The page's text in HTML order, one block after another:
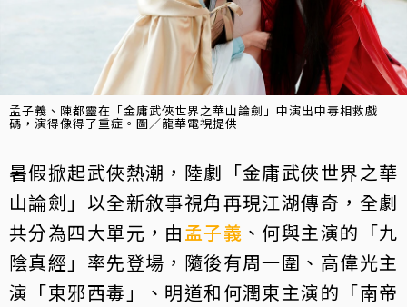
孟子義、陳都靈在「金庸武俠世界之華山論劍」中演出中毒相救戲
碼，演得像得了重症。圖／龍華電視提供
暑假掀起武俠熱潮，陸劇「金庸武俠世界之華
山論劍」以全新敘事視角再現江湖傳奇，全劇
共分為四大單元，由孟子義 、何與主演的「九
陰真經」率先登場，隨後有周一圍、高偉光主
演「東邪西毒」、明道和何潤東主演的「南帝